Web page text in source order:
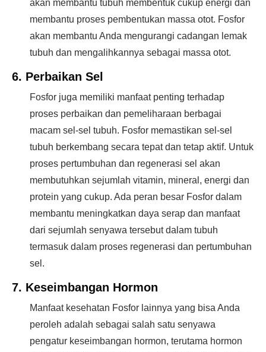
akan membantu tubuh membentuk cukup energi dan
membantu proses pembentukan massa otot. Fosfor
akan membantu Anda mengurangi cadangan lemak
tubuh dan mengalihkannya sebagai massa otot.
6. Perbaikan Sel
Fosfor juga memiliki manfaat penting terhadap
proses perbaikan dan pemeliharaan berbagai
macam sel-sel tubuh. Fosfor memastikan sel-sel
tubuh berkembang secara tepat dan tetap aktif. Untuk
proses pertumbuhan dan regenerasi sel akan
membutuhkan sejumlah vitamin, mineral, energi dan
protein yang cukup. Ada peran besar Fosfor dalam
membantu meningkatkan daya serap dan manfaat
dari sejumlah senyawa tersebut dalam tubuh
termasuk dalam proses regenerasi dan pertumbuhan
sel.
7. Keseimbangan Hormon
Manfaat kesehatan Fosfor lainnya yang bisa Anda
peroleh adalah sebagai salah satu senyawa
pengatur keseimbangan hormon, terutama hormon